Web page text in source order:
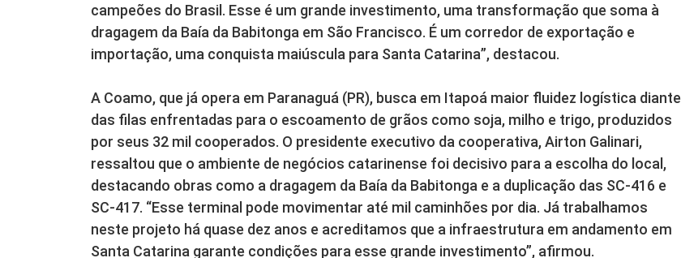
campeões do Brasil. Esse é um grande investimento, uma transformação que soma à
dragagem da Baía da Babitonga em São Francisco. É um corredor de exportação e
importação, uma conquista maiúscula para Santa Catarina”, destacou.
A Coamo, que já opera em Paranaguá (PR), busca em Itapoá maior fluidez logística diante
das filas enfrentadas para o escoamento de grãos como soja, milho e trigo, produzidos
por seus 32 mil cooperados. O presidente executivo da cooperativa, Airton Galinari,
ressaltou que o ambiente de negócios catarinense foi decisivo para a escolha do local,
destacando obras como a dragagem da Baía da Babitonga e a duplicação das SC-416 e
SC-417. “Esse terminal pode movimentar até mil caminhões por dia. Já trabalhamos
neste projeto há quase dez anos e acreditamos que a infraestrutura em andamento em
Santa Catarina garante condições para esse grande investimento”, afirmou.